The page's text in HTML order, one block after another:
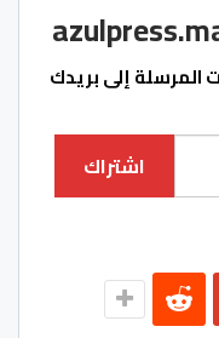
المرسلة إلى بريدك
اشتراك